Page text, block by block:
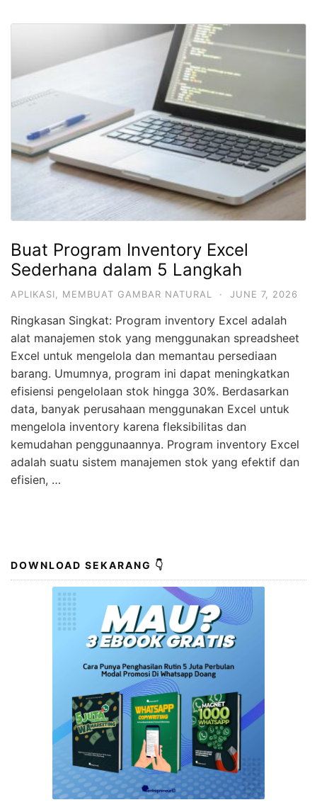
Buat Program Inventory Excel
Sederhana dalam 5 Langkah
APLIKASI MEMBUAT GAMBAR NATURAL · JUNE 7, 2026
Ringkasan Singkat: Program inventory Excel adalah
alat manajemen stok yang menggunakan spreadsheet
Excel untuk mengelola dan memantau persediaan
barang. Umumnya, program ini dapat meningkatkan
efisiensi pengelolaan stok hingga 30%. Berdasarkan
data, banyak perusahaan menggunakan Excel untuk
mengelola inventory karena fleksibilitas dan
kemudahan penggunaannya. Program inventory Excel
adalah suatu sistem manajemen stok yang efektif dan
efisien, …
DOWNLOAD SEKARANG 👇